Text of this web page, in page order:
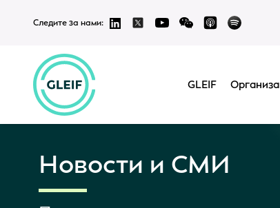
Следите за нами:
GLEIF
Новости и СМИ